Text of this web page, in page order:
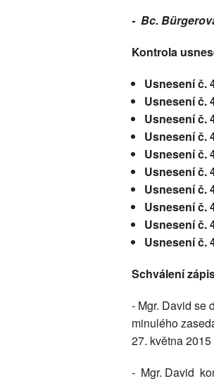
- Bc.
Kontrola
Usnesení č.
Usnesení č.
Usnesení č.
Usnesení č.
Usnesení č.
Usnesení č.
Usnesení č.
Usnesení č.
Usnesení č.
Usnesení č.
Schválení
- Mgr. David se
minulého
27. května
- Mgr. David